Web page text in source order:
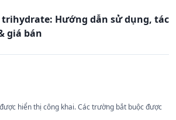
Hướng dẫn sử dụng, tác
giá bán
hiển thị công khai.Các trường bắt buộc được